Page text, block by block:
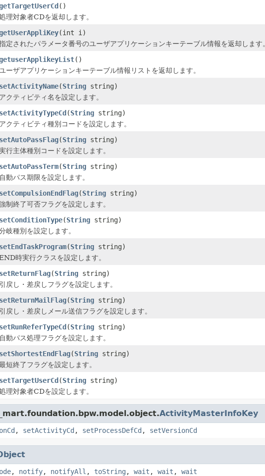
()
理対象者CDを返却します。
(int i)
定されたパラメータ番号のユーザアプリケーションキーテーブル情報を返却します
()
ユーザアプリケーションキーテーブル情報リストを返却します。
setActivityName(String string)
アクティビティ名を設定します。
setActivityTypeCd(String string)
アクティビティ種別コードを設定します。
setAutoPassFlag(String string)
行主体種別コードを設定します。
setAutoPassTerm(String string)
自動パス期限を設定します。
setCompulsionEndFlag(String string)
制終了可否フラグを設定します。
setConditionType(String string)
岐種別を設定します。
setEndTaskProgram(String string)
時実行クラスを設定します。
setReturnFlag(String string)
引戻し・差戻しフラグを設定します。
setReturnMailFlag(String string)
引戻し・差戻しメール送信フラグを設定します。
setRunReferTypeCd(String string)
自動パス処理フラグを設定します。
setShortestEndFlag(String string)
短終了フラグを設定します。
setTargetUserCd(String string)
理対象者CDを設定します。
ActivityMasterInfoKey
, setActivityCd , setProcessDefCd , setVersionCd
, notify, notifyAll , toString , wait , wait , wait